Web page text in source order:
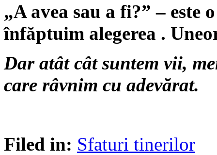
„A avea sau a fi?” – este
înfăptuim alegerea .
Dar atât cât suntem vii,
care râvnim cu adevărat.
Filed in: Sfaturi tinerilor